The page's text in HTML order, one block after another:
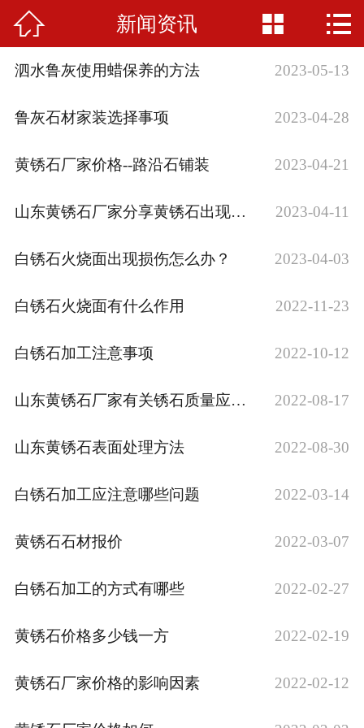
网站首页
联系我们
 新闻资讯  
泗水鲁灰使用蜡保养的方法 2023-05-13
鲁灰石材家装选择事项 2023-04-28
黄锈石厂家价格--路沿石铺装 2023-04-21
山东黄锈石厂家分享黄锈石出现水斑应该怎么办？ 2023-04-11
白锈石火烧面出现损伤怎么办？ 2023-04-03
白锈石火烧面有什么作用 2022-11-23
白锈石加工注意事项 2022-10-12
山东黄锈石厂家有关锈石质量应如何检查？ 2022-08-17
山东黄锈石表面处理方法 2022-08-30
白锈石加工应注意哪些问题 2022-03-14
黄锈石石材报价 2022-03-07
白锈石加工的方式有哪些 2022-02-27
黄锈石价格多少钱一方 2022-02-19
黄锈石厂家价格的影响因素 2022-02-12